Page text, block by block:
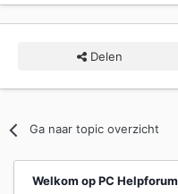
Delen
Ga naar topic overzicht
Welkom op PC Helpforum